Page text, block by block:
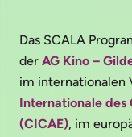
Das SCALA
der AG Kino –
im internationalen
Internationale des
(CICAE), im